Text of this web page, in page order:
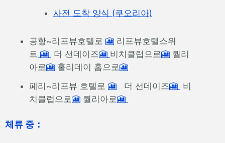
사전 도착 양식 (쿠오리아)
공항~리프뷰호텔로 🎦리프뷰호텔스위
트 🎦 더 선데이즈🎦 비치클럽으로🎦퀄리
아로🎦홀리데이 홈으로🎦
페리~리프뷰 호텔로 🎦더 선데이즈🎦 비
치클럽으로🎦퀄리아로🎦
체류 중：